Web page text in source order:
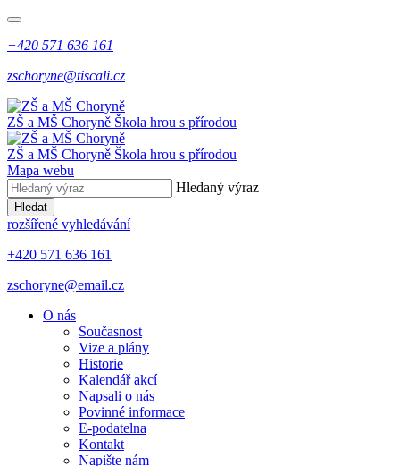
+420 571 636 161
zschoryne@tiscali.cz
ZŠ a MŠ Choryně Škola hrou s přírodou
ZŠ a MŠ Choryně Škola hrou s přírodou
Mapa webu
Hledaný výraz
Hledat
rozšířené vyhledávání
+420 571 636 161
zschoryne@email.cz
O nás
Současnost
Vize a plány
Historie
Kalendář akcí
Napsali o nás
Povinné informace
E-podatelna
Kontakt
Napište nám